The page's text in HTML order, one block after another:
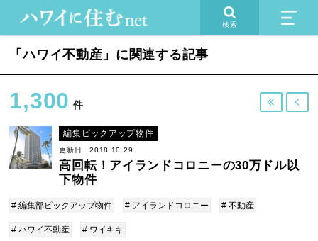
検索
「ハワイ不動産」に関連する記事
1,300 件  
編集ピックアップ物件
更新日 2018.10.29
高回転！アイランドコロニーの30万ドル以
下物件
# 編集部ピックアップ物件 # アイランドコロニー # 不動産
# ハワイ不動産 # ワイキキ